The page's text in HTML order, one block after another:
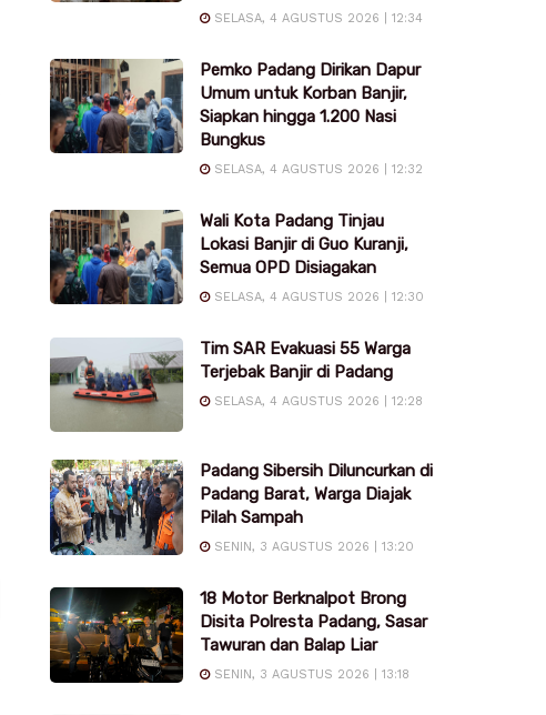
SELASA, 4 AGUSTUS 2026 | 12:34
Pemko Padang Dirikan Dapur
Umum untuk Korban Banjir,
Siapkan hingga 1.200 Nasi
Bungkus
SELASA, 4 AGUSTUS 2026 | 12:32
Wali Kota Padang Tinjau
Lokasi Banjir di Guo Kuranji,
Semua OPD Disiagakan
SELASA, 4 AGUSTUS 2026 | 12:30
Tim SAR Evakuasi 55 Warga
Terjebak Banjir di Padang
SELASA, 4 AGUSTUS 2026 | 12:28
Padang Sibersih Diluncurkan di
Padang Barat, Warga Diajak
Pilah Sampah
SENIN, 3 AGUSTUS 2026 | 13:20
18 Motor Berknalpot Brong
Disita Polresta Padang, Sasar
Tawuran dan Balap Liar
SENIN, 3 AGUSTUS 2026 | 13:18